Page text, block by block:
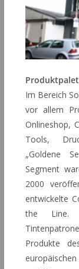
Im Bereich
vor allem
Onlineshop,
Tools,
„Goldene
Segment
2000
entwickelte
the Line.
Produkte